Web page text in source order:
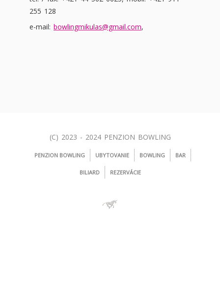
255 128
e-mail: bowlingmikulas@gmail.com,
(C) 2023 - 2024 PENZION BOWLING
PENZION BOWLING UBYTOVANIE BOWLING BAR
BILIARD REZERVÁCIE